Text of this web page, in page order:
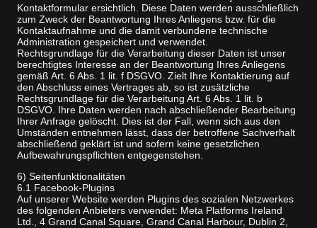
Kontaktformular ersichtlich. Diese Daten werden ausschließlich
zum Zweck der Beantwortung Ihres Anliegens bzw. für die
Kontaktaufnahme und die damit verbundene technische
Administration gespeichert und verwendet.
Rechtsgrundlage für die Verarbeitung dieser Daten ist unser
berechtigtes Interesse an der Beantwortung Ihres Anliegens
gemäß Art. 6 Abs. 1 lit. f DSGVO. Zielt Ihre Kontaktierung auf
den Abschluss eines Vertrages ab, so ist zusätzliche
Rechtsgrundlage für die Verarbeitung Art. 6 Abs. 1 lit. b
DSGVO. Ihre Daten werden nach abschließender Bearbeitung
Ihrer Anfrage gelöscht. Dies ist der Fall, wenn sich aus den
Umständen entnehmen lässt, dass der betroffene Sachverhalt
abschließend geklärt ist und sofern keine gesetzlichen
Aufbewahrungspflichten entgegenstehen.
6) Seitenfunktionalitäten
6.1 Facebook-Plugins
Auf unserer Website werden Plugins des sozialen Netzwerkes
des folgenden Anbieters verwendet: Meta Platforms Ireland
Ltd., 4 Grand Canal Square, Grand Canal Harbour, Dublin 2,